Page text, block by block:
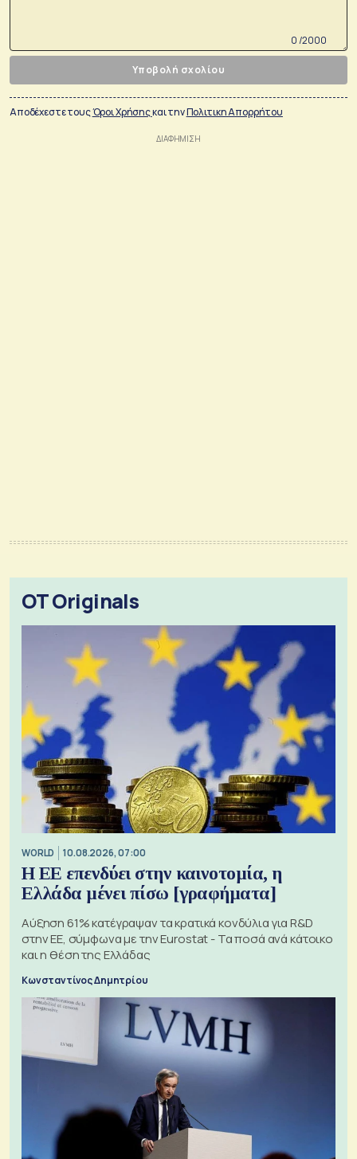
0 /2000
Υποβολή σχολίου
Αποδέχεστε τουςΌροι Χρήσηςκαι τηνΠολιτικη Απορρήτου
OT Originals
WORLD 10.08.2026, 07:00
Η ΕΕ επενδύει στην καινοτομία, η
Ελλάδα μένει πίσω [γραφήματα]
Αύξηση 61% κατέγραψαν τα κρατικά κονδύλια για R&D
στην ΕΕ, σύμφωνα με την Eurostat - Τα ποσά ανά κάτοικο
και η θέση της Ελλάδας
Κωνσταντίνος Δημητρίου